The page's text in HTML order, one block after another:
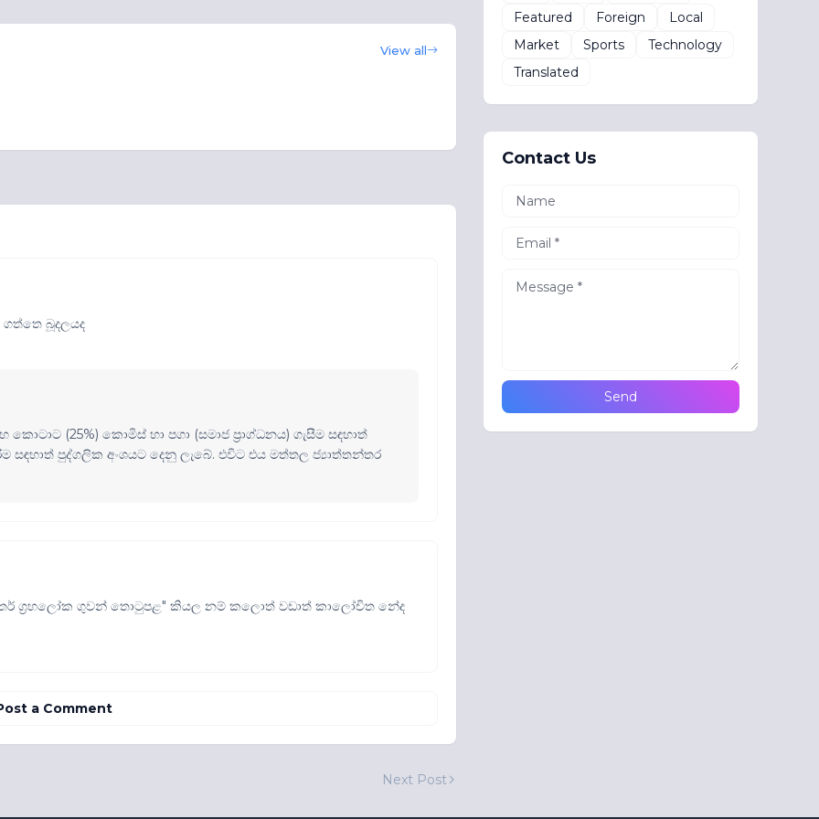
View all
බූදලයද
කොටාට (25%) කොමිස් හා පගා (සමාජ ප්‍රාග්ධනය) ගැසීම සඳහාත්
පුද්ගලික අංශයට දෙනු ලැබේ. එවිට එය මත්තල ජ්‍යාත්තන්තර
ග්‍රහලෝක ගුවන් තොටුපළ" කියල නම් කලොත් වඩාත් කාලෝචිත නේද
a Comment
Next Post
Featured Foreign
Local
Market
Sports
Technology
Translated
Contact Us